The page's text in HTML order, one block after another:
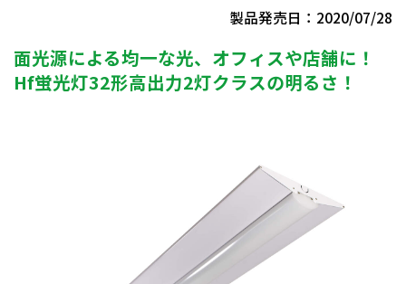
製品発売日：2020/07/28
面光源による均一な光、オフィスや店舗に！
Hf蛍光灯32形高出力2灯クラスの明るさ！